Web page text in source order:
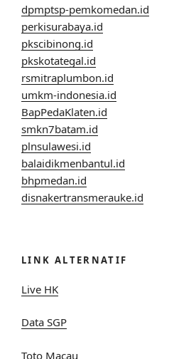
dpmptsp-pemkomedan.id
perkisurabaya.id
pkscibinong.id
pkskotategal.id
rsmitraplumbon.id
umkm-indonesia.id
BapPedaKlaten.id
smkn7batam.id
plnsulawesi.id
balaidikmenbantul.id
bhpmedan.id
disnakertransmerauke.id
LINK ALTERNATIF
Live HK
Data SGP
Toto Macau